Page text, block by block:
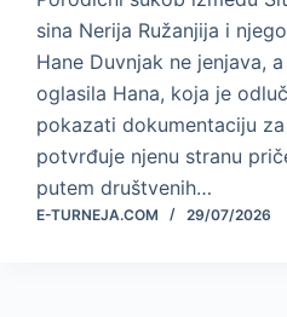
sina Nerija Ružanjija i
Hane Duvnjak ne jenjava,
oglasila Hana, koja je
pokazati dokumentaciju
potvrđuje njenu stranu
putem društvenih…
E-TURNEJA.COM 29/07/2026